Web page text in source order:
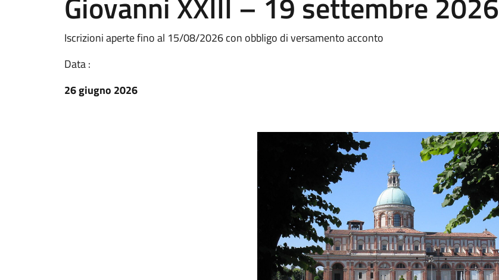
Iscrizioni aperte fino al 15/08/2026 con obbligo di versamento acconto
Data :
26 giugno 2026